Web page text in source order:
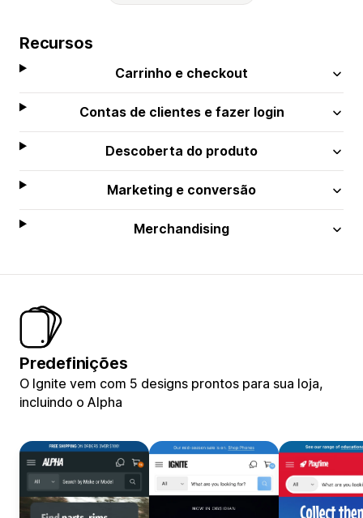
Recursos
Carrinho e checkout
Contas de clientes e fazer login
Descoberta do produto
Marketing e conversão
Merchandising
Predefinições
O Ignite vem com 5 designs prontos para sua loja,
incluindo o Alpha